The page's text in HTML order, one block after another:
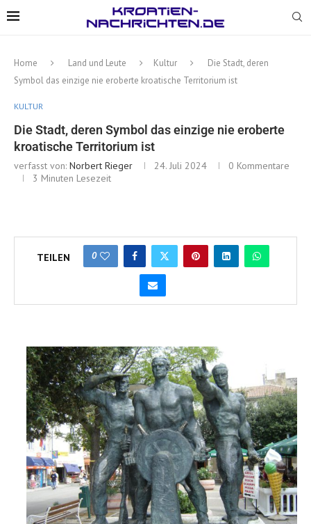
Home Land und Leute Kultur
Die Stadt, deren
Symbol das einzige nie eroberte kroatische Territorium ist
KULTUR
Die Stadt, deren Symbol das einzige nie eroberte
kroatische Territorium ist
verfasst von: Norbert Rieger 24. Juli 2024
0 Kommentare
3 Minuten Lesezeit
TEILEN 0